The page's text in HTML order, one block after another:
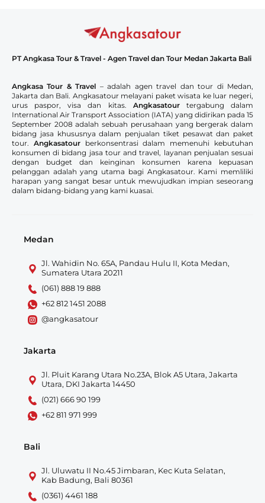
PT Angkasa Tour & Travel - Agen Travel dan Tour Medan Jakarta Bali
Angkasa Tour & Travel – adalah agen travel dan tour di Medan,
Jakarta dan Bali. Angkasatour melayani paket wisata ke luar negeri,
urus paspor, visa dan kitas. Angkasatourtergabung dalam
International Air Transport Association (IATA) yang didirikan pada 15
September 2008 adalah sebuah perusahaan yang bergerak dalam
bidang jasa khususnya dalam penjualan tiket pesawat dan paket
tour. Angkasatourberkonsentrasi dalam memenuhi kebutuhan
konsumen di bidang jasa tour and travel, layanan penjualan sesuai
dengan budget dan keinginan konsumen karena kepuasan
pelanggan adalah yang utama bagi Angkasatour. Kami memliliki
harapan yang sangat besar untuk mewujudkan impian seseorang
dalam bidang-bidang yang kami kuasai.
Medan
Jl. Wahidin No. 65A, Pandau Hulu II, Kota Medan,
Sumatera Utara 20211
(061) 888 19 888
+62 812 1451 2088
@angkasatour
Jakarta
Jl. Pluit Karang Utara No.23A, Blok A5 Utara, Jakarta
Utara, DKI Jakarta 14450
(021) 666 90 199
+62 811 971 999
Bali
Jl. Uluwatu II No.45 Jimbaran, Kec Kuta Selatan,
Kab Badung, Bali 80361
(0361) 4461 188